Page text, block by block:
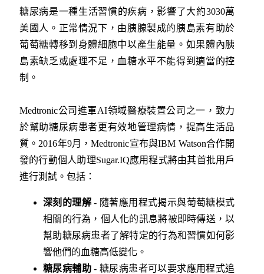
糖尿病是一種生活習慣的疾病，影響了大約3030萬
美國人。正常情況下，由胰腺製成的胰島素有助於
葡萄糖轉移到身體細胞中以產生能量。如果體內胰
島素缺乏或處理不足，血糖水平不能得到適當的控
制。
Medtronic公司進軍AI領域醫療裝置公司之一，致力
於幫助糖尿病患者更有效地管理病情，提高生活品
質。2016年9月，Medtronic宣布與IBM Watson合作開
發的行動個人助理Sugar.IQ應用程式將由其首批用戶
進行測試。包括：
深刻的理解 - 隨著應用程式揭示與葡萄糖模式
相關的行為，個人化的訊息將被即時傳送，以
幫助糖尿病患者了解特定的行為和習慣如何影
響他們的血糖高低變化。
糖尿病輔助 - 糖尿病患者可以要求應用程式追